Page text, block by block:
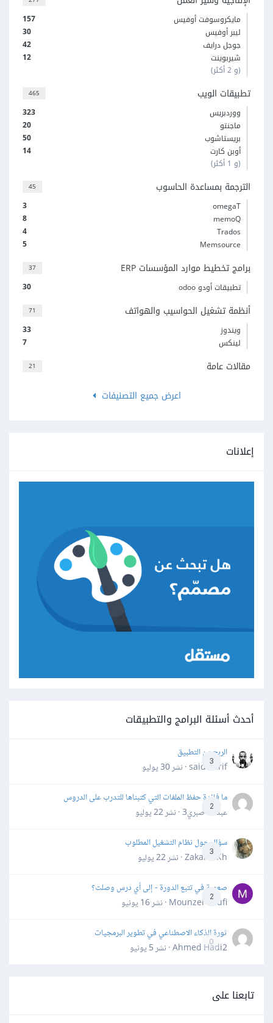
157
مايكروسوفت أوفيس
30
ليبر أوفيس
42
جوجل درايف
12
شيربوينت
(و 2 أكثر)
465 تطبيقات الويب
323
ووردبريس
20
ماجنتو
50
بريستاشوب
14
أوبن كارت
(و 1 أكثر)
45 الترجمة بمساعدة الحاسوب
3
omegaT
8
memoQ
4
Trados
5
Memsource
37 برامج تخطيط موارد المؤسسات ERP
30 تطبيقات أودو odoo
71 أنظمة تشغيل الحواسيب والهواتف
33
ويندوز
7
لينكس
21
مقالات عامة
اعرض جميع التصنيفات
إعلانات
أحدث أسئلة البرامج والتطبيقات
3
الربح من التطبيق
said darif · نشر
30 يوليو
2
ما فائدة حفظ الملفات التي كتبناها للتدرب على الدروس
عبدالله صبري3 · نشر
22 يوليو
3
سؤال حول نظام التشغيل المطلوب
Zakaria Kh · نشر
22 يوليو
2
صعوبة في تتبع الدورة - إلى أي درس وصلت؟
Mounzer Soufi · نشر
16 يونيو
0
ثورة الذكاء الاصطناعي في تطوير البرمجيات
Ahmed Hadi2 · نشر
5 يونيو
تابعنا على